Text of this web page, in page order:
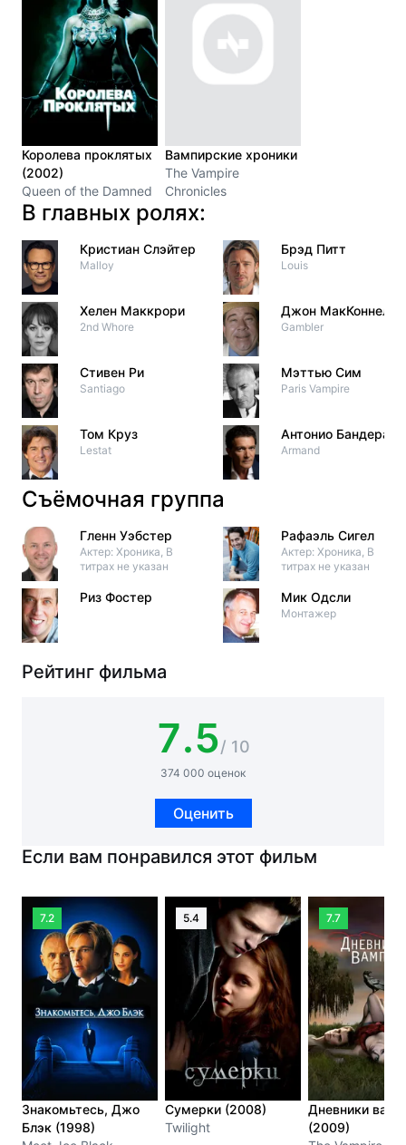
Королева проклятых
(2002)
Queen of the Damned
Вампирские хроники
The Vampire
Chronicles
В главных ролях:
Кристиан Слэйтер
Malloy
Хелен Маккрори
2nd Whore
Стивен Ри
Santiago
Том Круз
Lestat
Брэд Питт
Louis
Джон МакКоннелл
Gambler
Мэттью Сим
Paris Vampire
Антонио Бандерас
Armand
Съёмочная группа
Гленн Уэбстер
Актер: Хроника, В
титрах не указан
Риз Фостер
Рафаэль Сигел
Актер: Хроника, В
титрах не указан
Мик Одсли
Монтажер
Рейтинг фильма
7.5/ 10
374 000 оценок
Оценить
Если вам понравился этот фильм
7.2
Знакомьтесь, Джо
Блэк (1998)
5.4
Сумерки (2008)
Twilight
7.7
Дневники
(2009)